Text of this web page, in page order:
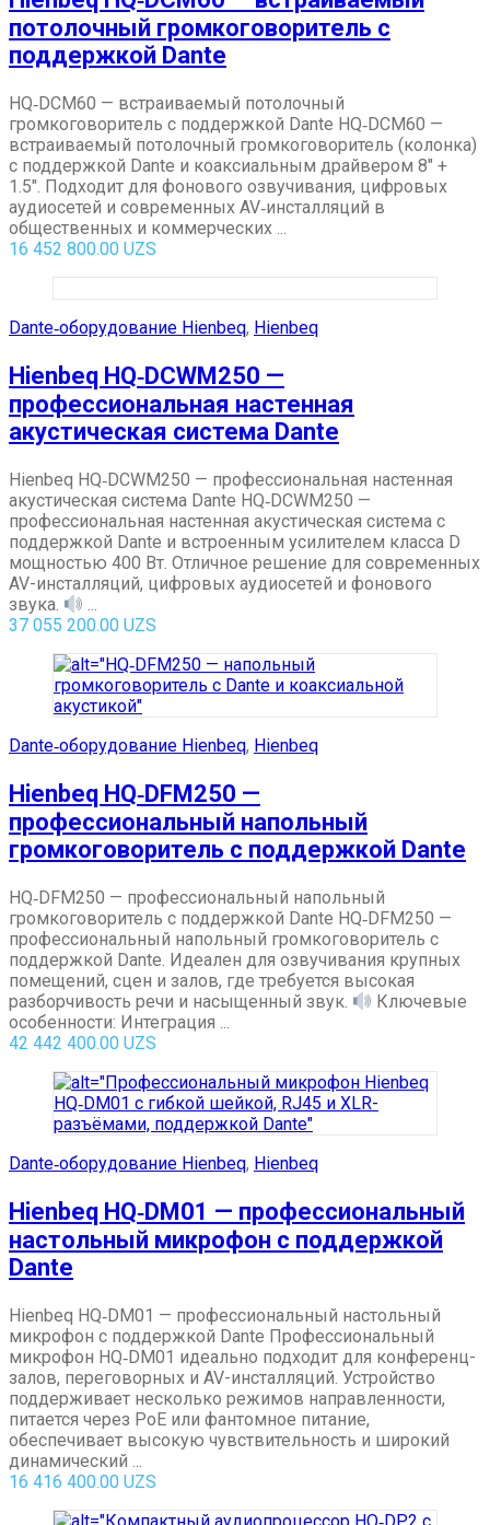
потолочный громкоговоритель с
поддержкой Dante
HQ‑DCM60 — встраиваемый потолочный
громкоговоритель с поддержкой Dante HQ‑DCM60 —
встраиваемый потолочный громкоговоритель (колонка)
с поддержкой Dante и коаксиальным драйвером 8″ +
1.5″. Подходит для фонового озвучивания, цифровых
аудиосетей и современных AV‑инсталляций в
общественных и коммерческих ...
16 452 800.00 UZS
Dante‑оборудование Hienbeq, Hienbeq
Hienbeq HQ‑DCWM250 —
профессиональная настенная
акустическая система Dante
Hienbeq HQ‑DCWM250 — профессиональная настенная
акустическая система Dante HQ‑DCWM250 —
профессиональная настенная акустическая система с
поддержкой Dante и встроенным усилителем класса D
мощностью 400 Вт. Отличное решение для современных
AV-инсталляций, цифровых аудиосетей и фонового
звука.
...
37 055 200.00 UZS
Dante‑оборудование Hienbeq, Hienbeq
Hienbeq HQ‑DFM250 —
профессиональный напольный
громкоговоритель с поддержкой Dante
HQ‑DFM250 — профессиональный напольный
громкоговоритель с поддержкой Dante HQ‑DFM250 —
профессиональный напольный громкоговоритель с
поддержкой Dante. Идеален для озвучивания крупных
помещений, сцен и залов, где требуется высокая
разборчивость речи и насыщенный звук.
Ключевые
особенности: Интеграция ...
42 442 400.00 UZS
Dante‑оборудование Hienbeq, Hienbeq
Hienbeq HQ‑DM01 — профессиональный
настольный микрофон с поддержкой
Dante
Hienbeq HQ‑DM01 — профессиональный настольный
микрофон с поддержкой Dante Профессиональный
микрофон HQ‑DM01 идеально подходит для конференц-
залов, переговорных и AV-инсталляций. Устройство
поддерживает несколько режимов направленности,
питается через PoE или фантомное питание,
обеспечивает высокую чувствительность и широкий
динамический ...
16 416 400.00 UZS